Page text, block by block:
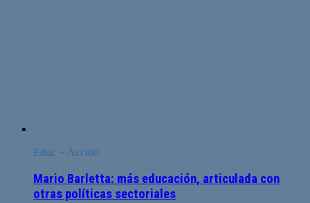
Educ + Acción
Mario Barletta: más educación, articulada con
otras políticas sectoriales